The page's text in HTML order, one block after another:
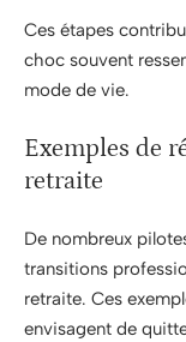
Ces étapes
choc souvent
mode de vie.
Exemples de
retraite
De nombreux
transitions
retraite. Ces
envisagent de